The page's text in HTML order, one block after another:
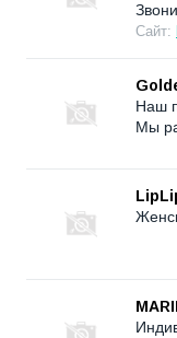
Сайт:
Наш
Мы